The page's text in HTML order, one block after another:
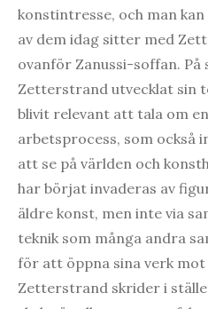
konstintresse, och man
av dem idag sitter med
ovanför Zanussi-soffan.
Zetterstrand utvecklat sin
blivit relevant att tala om
arbetsprocess, som
att se på världen och
har börjat invaderas av
äldre konst, men inte via
teknik som många andra
för att öppna sina verk
Zetterstrand skrider i